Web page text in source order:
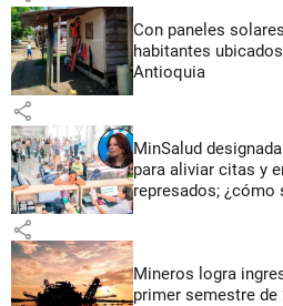
Con paneles
habitantes
Antioquia
share
MinSalud
para aliviar citas y
represados; ¿cómo
share
Mineros logra
primer semestre de